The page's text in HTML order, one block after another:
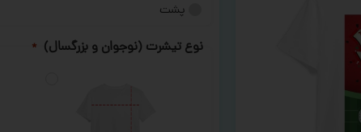
پشت
نوع تیشرت (نوجوان و بزرگسال) *